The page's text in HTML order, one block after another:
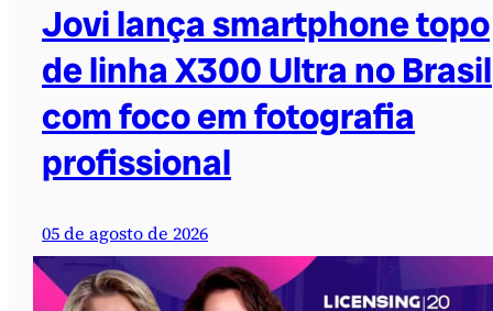
Jovi lança smartphone topo
de linha X300 Ultra no Brasil
com foco em fotografia
profissional
05 de agosto de 2026